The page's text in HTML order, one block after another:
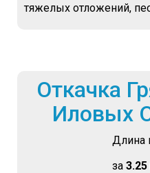
тяжелых отложений,
Откачка
Иловых
Длина
за 3.25